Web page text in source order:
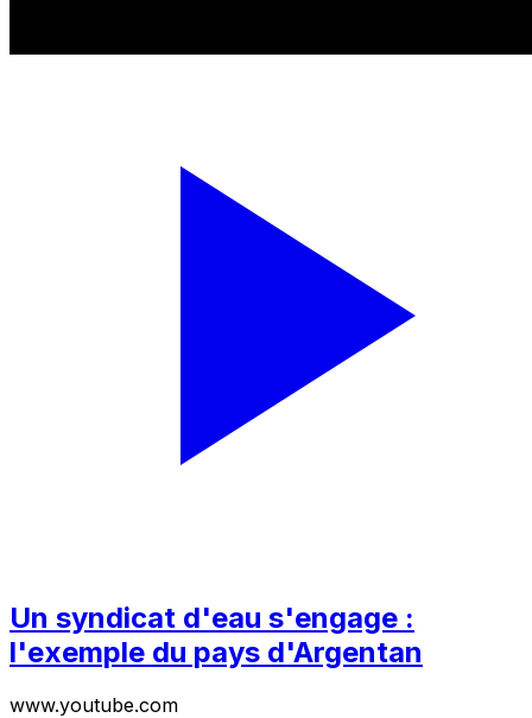
Un syndicat d'eau s'engage :
l'exemple du pays d'Argentan
www.youtube.com